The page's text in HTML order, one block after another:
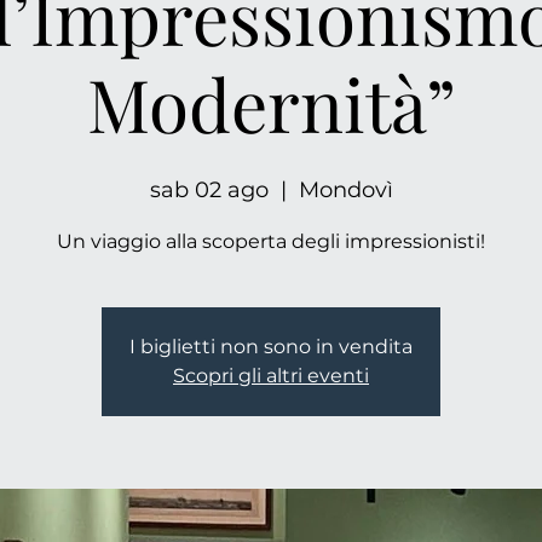
Modernità”
sab 02 ago
  |
Mondovì
Un viaggio alla scoperta degli impressionisti!
I biglietti non sono in vendita
Scopri gli altri eventi